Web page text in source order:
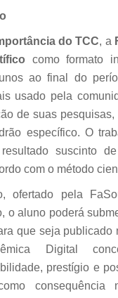
do TCC, a
como formato
ao final do
usado pela
de suas pesquisas,
específico. O
suscinto
com o método
ofertado pela
o aluno poderá
que seja publicado
Digital
prestígio e
consequência